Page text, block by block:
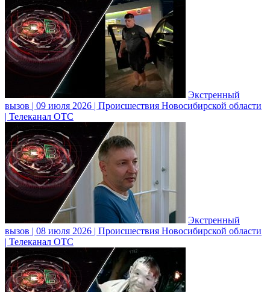
Экстренный
вызов | 09 июля 2026 | Происшествия Новосибирской области
| Телеканал ОТС
Экстренный
вызов | 08 июля 2026 | Происшествия Новосибирской области
| Телеканал ОТС